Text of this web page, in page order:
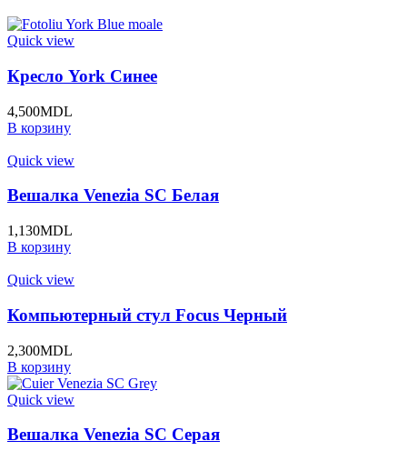
Quick view
Кресло York Синее
4,500MDL
В корзину
Quick view
Вешалка Venezia SC Белая
1,130MDL
В корзину
Quick view
Компьютерный стул Focus Черный
2,300MDL
В корзину
Quick view
Вешалка Venezia SC Серая